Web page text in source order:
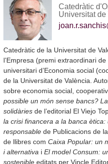
Catedràtic
Universitat de
Catedràtic de la Universitat de
l’Empresa (premi extraordinari
universitari d’Economia social
de la Universitat de València.
sobre economia social,
possible un món sense bancs?
solidàries de l’editorial El Viejo
la crisi financera a la banca
responsable de Publicacions de
de llibres com Caixa Popular: un
i alternativa i El model Consum:
sostenible editats per Vincle